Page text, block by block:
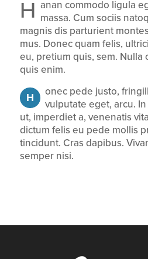
H anan commodo ligula
massa. Cum sociis
magnis dis parturient
mus. Donec quam felis,
eu, pretium quis, sem. Nulla
quis enim.
H
onec pede justo,
vulputate eget, arcu.
ut, imperdiet a, venenatis
dictum felis eu pede mollis
tincidunt. Cras dapibus.
semper nisi.